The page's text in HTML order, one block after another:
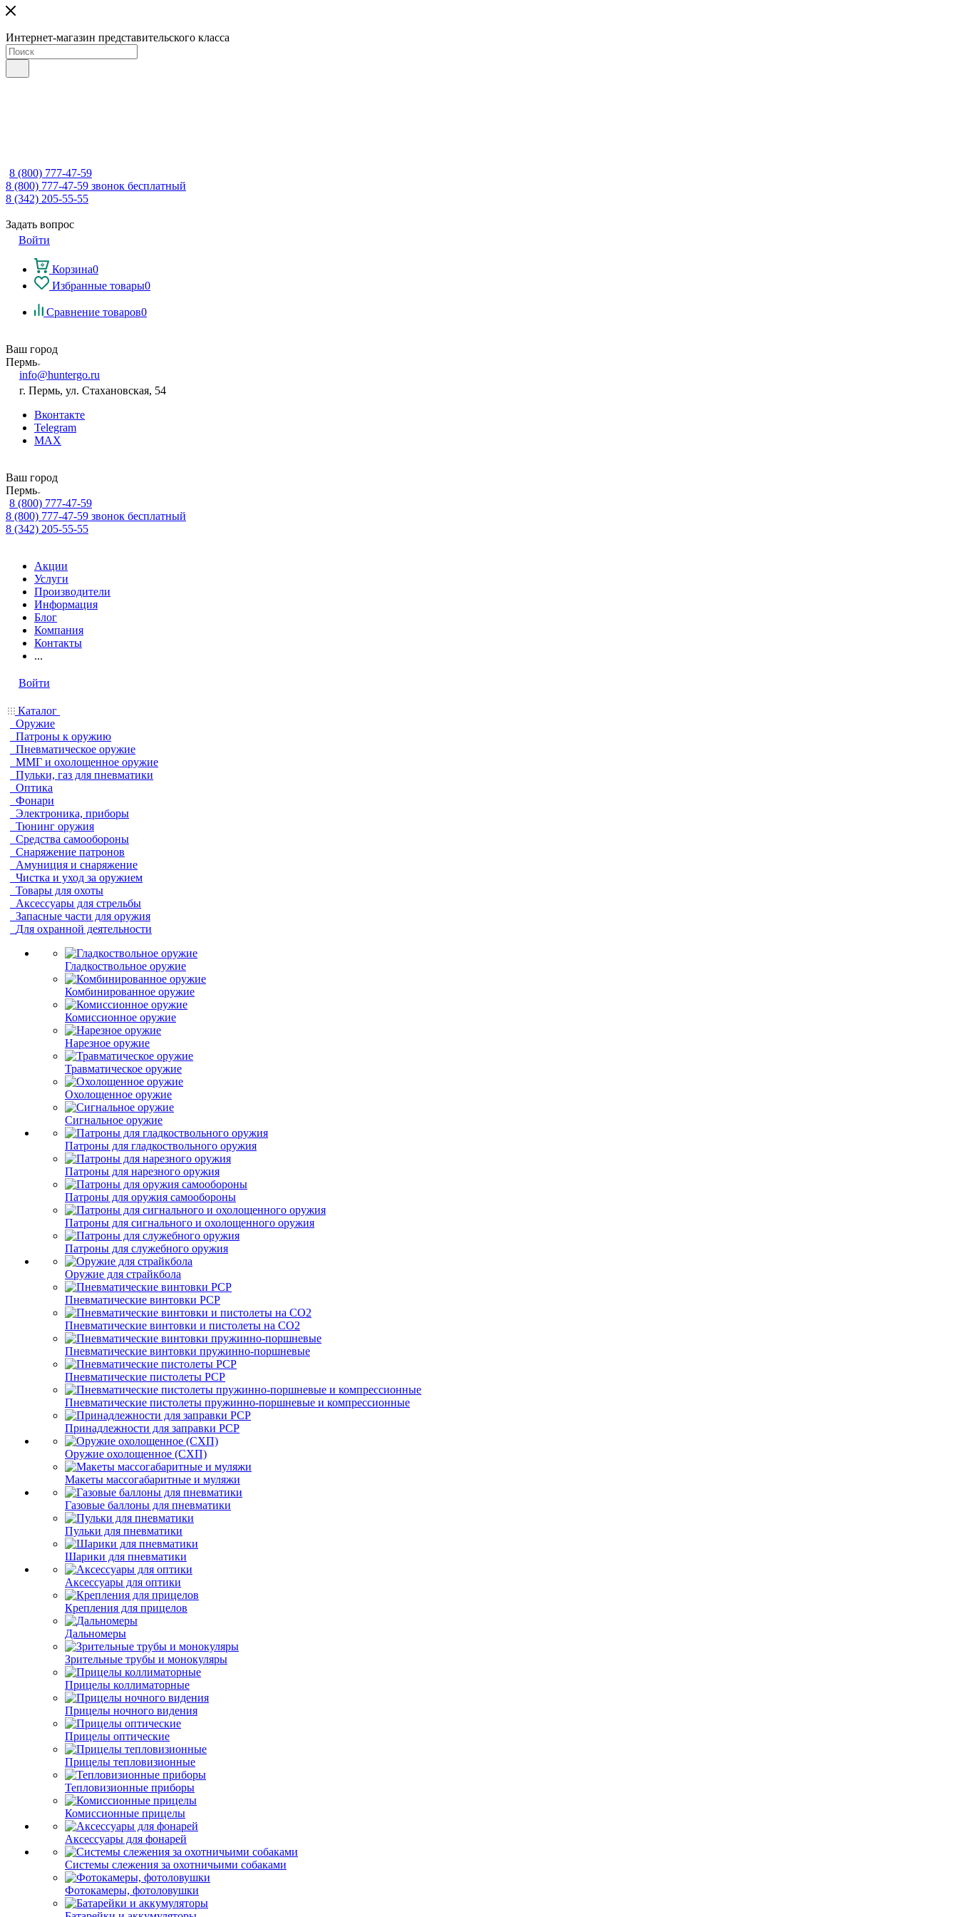
Интернет-магазин представительского класса
8 (800) 777-47-59
8 (800) 777-47-59 звонок бесплатный
8 (342) 205-55-55
Задать вопрос
Войти
Корзина0
Избранные товары0
Сравнение товаров0
Ваш город
Пермь
info@huntergo.ru
г. Пермь, ул. Стахановская, 54
Вконтакте
Telegram
MAX
Ваш город
Пермь
8 (800) 777-47-59
8 (800) 777-47-59 звонок бесплатный
8 (342) 205-55-55
Акции
Услуги
Производители
Информация
Блог
Компания
Контакты
...
Войти
Каталог
Оружие
Патроны к оружию
Пневматическое оружие
ММГ и охолощенное оружие
Пульки, газ для пневматики
Оптика
Фонари
Электроника, приборы
Тюнинг оружия
Средства самообороны
Снаряжение патронов
Амуниция и снаряжение
Чистка и уход за оружием
Товары для охоты
Аксессуары для стрельбы
Запасные части для оружия
Для охранной деятельности
Гладкоствольное оружие
Комбинированное оружие
Комиссионное оружие
Нарезное оружие
Травматическое оружие
Охолощенное оружие
Сигнальное оружие
Патроны для гладкоствольного оружия
Патроны для нарезного оружия
Патроны для оружия самообороны
Патроны для сигнального и охолощенного оружия
Патроны для служебного оружия
Оружие для страйкбола
Пневматические винтовки PCP
Пневматические винтовки и пистолеты на CO2
Пневматические винтовки пружинно-поршневые
Пневматические пистолеты PCP
Пневматические пистолеты пружинно-поршневые и компрессионные
Принадлежности для заправки PCP
Оружие охолощенное (СХП)
Макеты массогабаритные и муляжи
Газовые баллоны для пневматики
Пульки для пневматики
Шарики для пневматики
Аксессуары для оптики
Крепления для прицелов
Дальномеры
Зрительные трубы и монокуляры
Прицелы коллиматорные
Прицелы ночного видения
Прицелы оптические
Прицелы тепловизионные
Тепловизионные приборы
Комиссионные прицелы
Аксессуары для фонарей
Системы слежения за охотничьими собаками
Фотокамеры, фотоловушки